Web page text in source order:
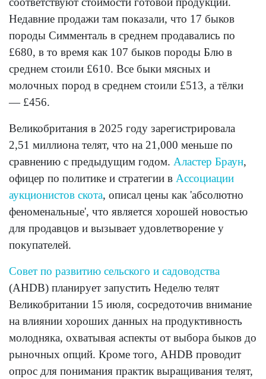
Недавние продажи там показали, что 17 быков
породы Симменталь в среднем продавались по
£680, в то время как 107 быков породы Блю в
среднем стоили £610. Все быки мясных и
молочных пород в среднем стоили £513, а тёлки
— £456.
Великобритания в 2025 году зарегистрировала
2,51 миллиона телят, что на 21,000 меньше по
сравнению с предыдущим годом. Аластер Браун,
офицер по политике и стратегии в Ассоциации
аукционистов скота, описал цены как 'абсолютно
феноменальные', что является хорошей новостью
для продавцов и вызывает удовлетворение у
покупателей.
Совет по развитию сельского и садоводства
(AHDB) планирует запустить Неделю телят
Великобритании 15 июля, сосредоточив внимание
на влиянии хороших данных на продуктивность
молодняка, охватывая аспекты от выбора быков до
рыночных опций. Кроме того, AHDB проводит
опрос для понимания практик выращивания телят,